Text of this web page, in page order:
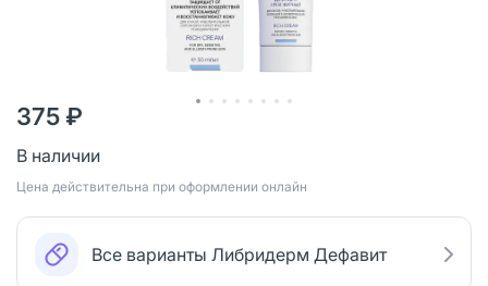
375 ₽
В наличии
Цена действительна при оформлении онлайн
Все варианты Либридерм Дефавит